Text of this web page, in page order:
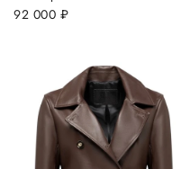
92 000 руб.